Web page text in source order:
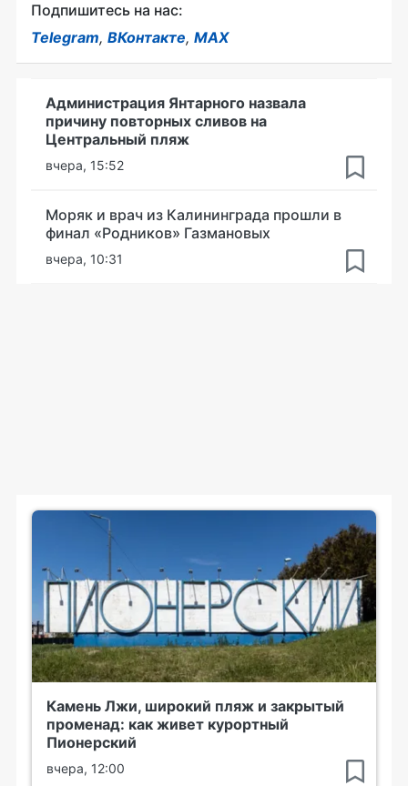
Подпишитесь на нас:
Telegram, ВКонтакте, MAX
Администрация Янтарного назвала
причину повторных сливов на
Центральный пляж
вчера, 15:52
Моряк и врач из Калининграда прошли в
финал «Родников» Газмановых
вчера, 10:31
Камень Лжи, широкий пляж и закрытый
променад: как живет курортный
Пионерский
вчера, 12:00